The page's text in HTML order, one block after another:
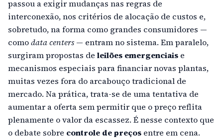
passou a exigir mudanças nas regras de
interconexão, nos critérios de alocação de custos e,
sobretudo, na forma como grandes consumidores —
comodata centers — entram no sistema. Em paralelo,
surgiram propostas de leilões emergenciais e
mecanismos especiais para financiar novas plantas,
muitas vezes fora do arcabouço tradicional de
mercado. Na prática, trata-se de uma tentativa de
aumentar a oferta sem permitir que o preço reflita
plenamente o valor da escassez. É nesse contexto que
o debate sobre controle de preços entre em cena.